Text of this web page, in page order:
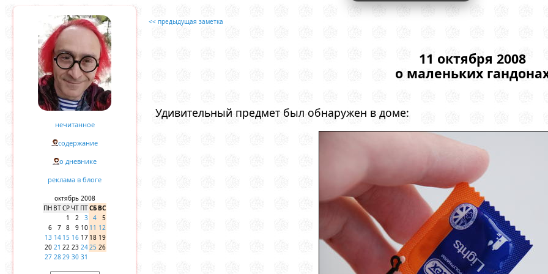
нечитанное
содержание
о дневнике
реклама в блоге
октябрь 2008
ПН ВТСРЧТ ПТСБВС
1
2 3 4
5
6
7 8 9 10 11 12
13 14 15 16 17 18 19
20 21 22 23 2425 26
27 2829 30 31
<< предыдущая заметка
11 октября 2008
о маленьких
Удивительный предмет был обнаружен в доме: